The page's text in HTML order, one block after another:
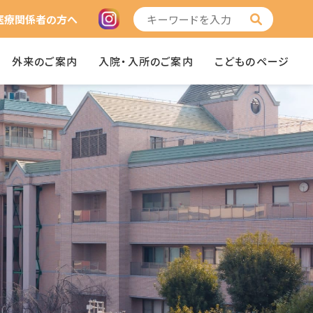
療関係者の方へ
外来のご案内 入院・入所のご案内 こどものページ